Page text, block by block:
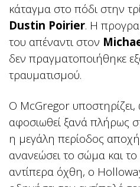
κάταγμα στο πόδι στην
Dustin Poirier. Η
του απέναντι στον
δεν πραγματοποιήθηκε
τραυματισμού.
Ο McGregor υποστηρίζει,
αφοσιωθεί ξανά πλήρως
η μεγάλη περίοδος
ανανεώσει το σώμα και
αντίπερα όχθη, ο